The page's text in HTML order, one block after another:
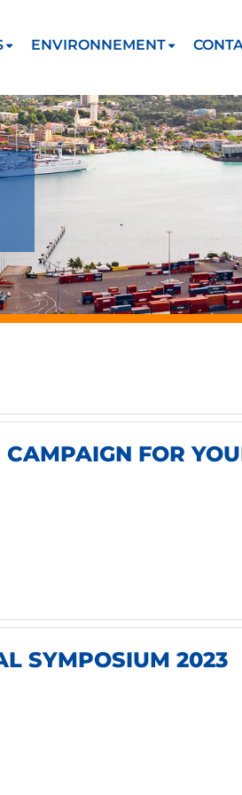
ENVIRONNEMENT
FOR
SYMPOSIUM 2023